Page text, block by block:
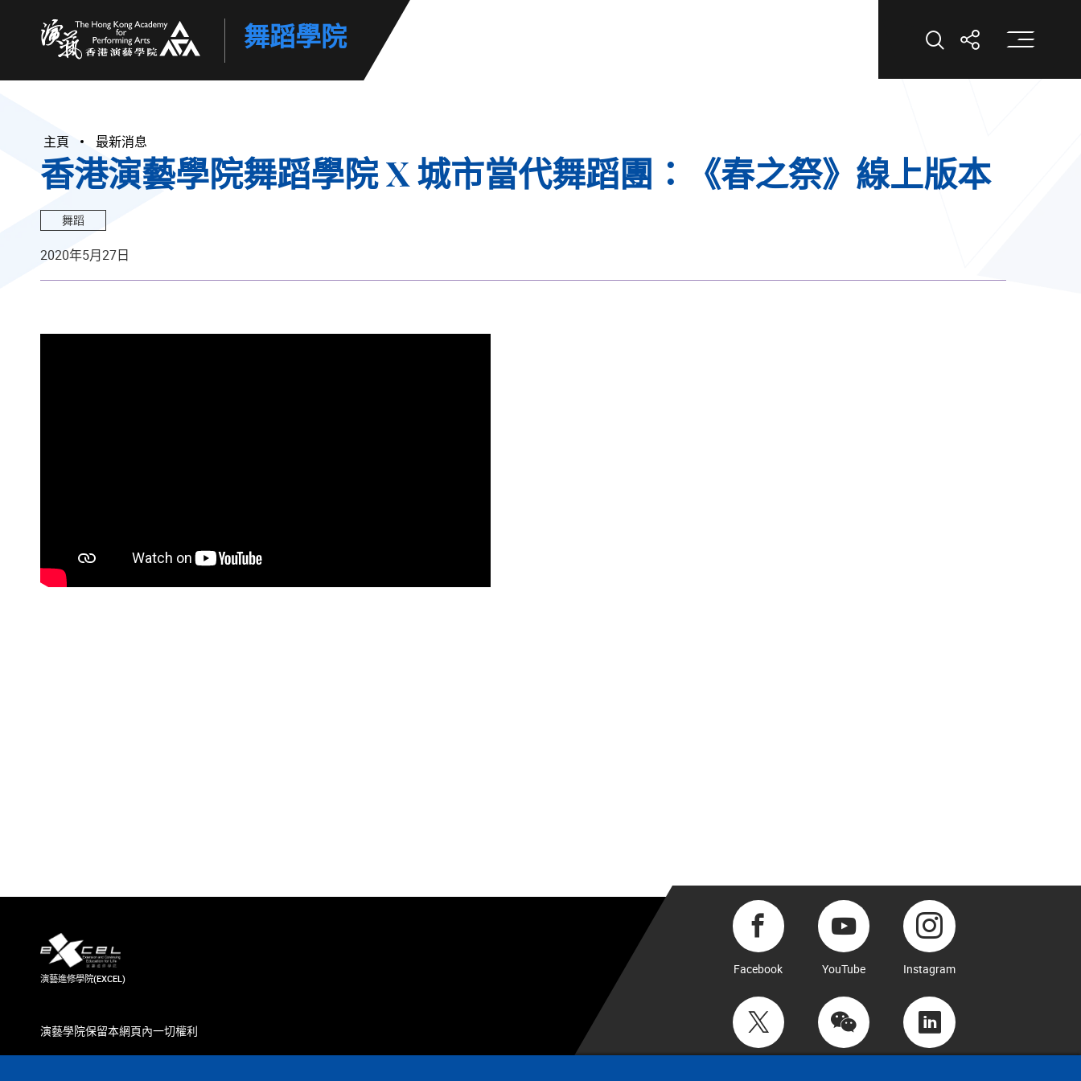
舞蹈學院 打開搜索打開分享打
主頁 最新消息
香港演藝學院舞蹈學院 X 城市當代舞蹈團：《春之祭》線上版本
舞蹈
2020年5月27日
演藝進修學院(EXCEL)
演藝學院保留本網頁內一切權利
Facebook YouTube Instagram